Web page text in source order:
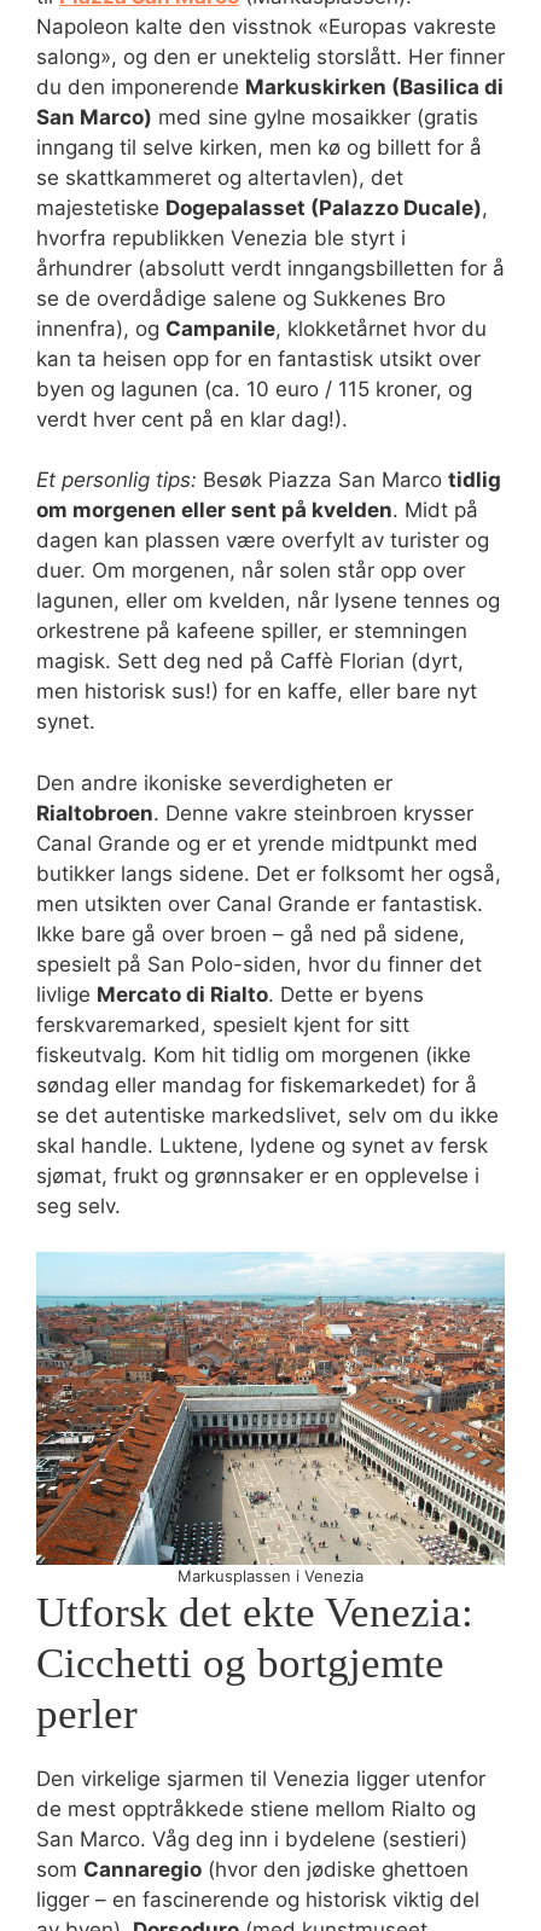
Napoleon kalte den visstnok «Europas vakreste
salong», og den er unektelig storslått. Her finner
du den imponerende Markuskirken (Basilica di
San Marco) med sine gylne mosaikker (gratis
inngang til selve kirken, men kø og billett for å
se skattkammeret og altertavlen), det
majestetiske Dogepalasset (Palazzo Ducale),
hvorfra republikken Venezia ble styrt i
århundrer (absolutt verdt inngangsbilletten for å
se de overdådige salene og Sukkenes Bro
innenfra), og Campanile, klokketårnet hvor du
kan ta heisen opp for en fantastisk utsikt over
byen og lagunen (ca. 10 euro / 115 kroner, og
verdt hver cent på en klar dag!).
Et personlig tips: Besøk Piazza San Marco tidlig
om morgenen eller sent på kvelden. Midt på
dagen kan plassen være overfylt av turister og
duer. Om morgenen, når solen står opp over
lagunen, eller om kvelden, når lysene tennes og
orkestrene på kafeene spiller, er stemningen
magisk. Sett deg ned på Caffè Florian (dyrt,
men historisk sus!) for en kaffe, eller bare nyt
synet.
Den andre ikoniske severdigheten er
Rialtobroen. Denne vakre steinbroen krysser
Canal Grande og er et yrende midtpunkt med
butikker langs sidene. Det er folksomt her også,
men utsikten over Canal Grande er fantastisk.
Ikke bare gå over broen – gå ned på sidene,
spesielt på San Polo-siden, hvor du finner det
livlige Mercato di Rialto. Dette er byens
ferskvaremarked, spesielt kjent for sitt
fiskeutvalg. Kom hit tidlig om morgenen (ikke
søndag eller mandag for fiskemarkedet) for å
se det autentiske markedslivet, selv om du ikke
skal handle. Luktene, lydene og synet av fersk
sjømat, frukt og grønnsaker er en opplevelse i
seg selv.
Markusplassen i Venezia
Utforsk det ekte Venezia:
Cicchetti og bortgjemte
perler
Den virkelige sjarmen til Venezia ligger utenfor
de mest opptråkkede stiene mellom Rialto og
San Marco. Våg deg inn i bydelene (sestieri)
som Cannaregio (hvor den jødiske ghettoen
ligger – en fascinerende og historisk viktig del